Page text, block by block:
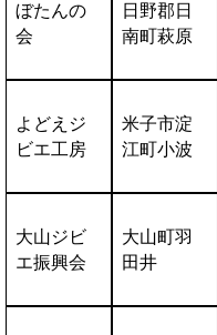
ぼたんの
会
日野郡日
南町萩原
よどえジ
ビエ工房
米子市淀
江町小波
大山ジビ
エ振興会
大山町羽
田井